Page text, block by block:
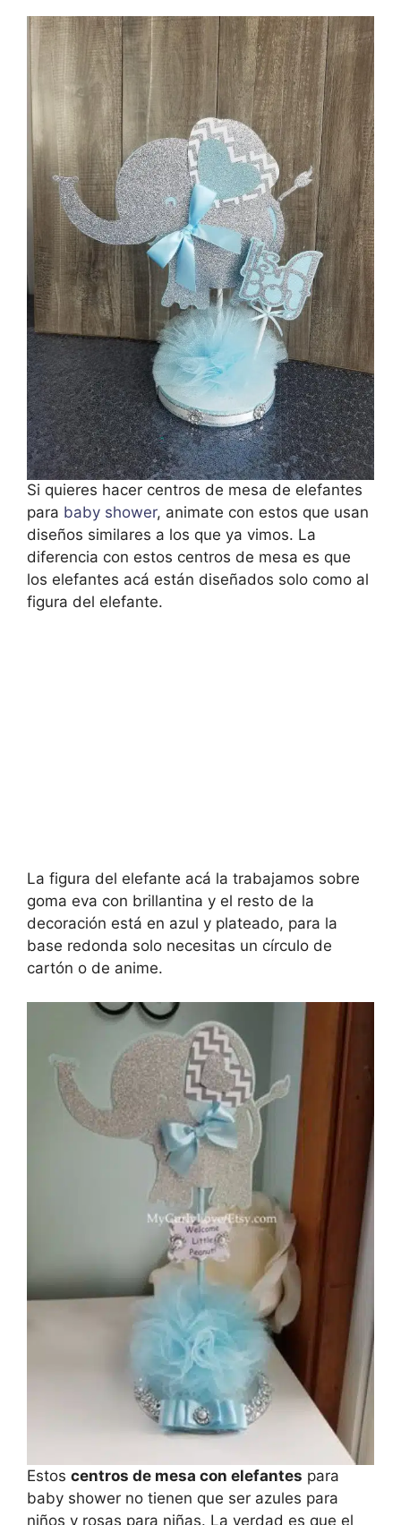
Si quieres hacer centros de mesa de elefantes
para baby shower, animate con estos que usan
diseños similares a los que ya vimos. La
diferencia con estos centros de mesa es que
los elefantes acá están diseñados solo como al
figura del elefante.
La figura del elefante acá la trabajamos sobre
goma eva con brillantina y el resto de la
decoración está en azul y plateado, para la
base redonda solo necesitas un círculo de
cartón o de anime.
Estos centros de mesa con elefantes para
baby shower no tienen que ser azules para
niños y rosas para niñas. La verdad es que el